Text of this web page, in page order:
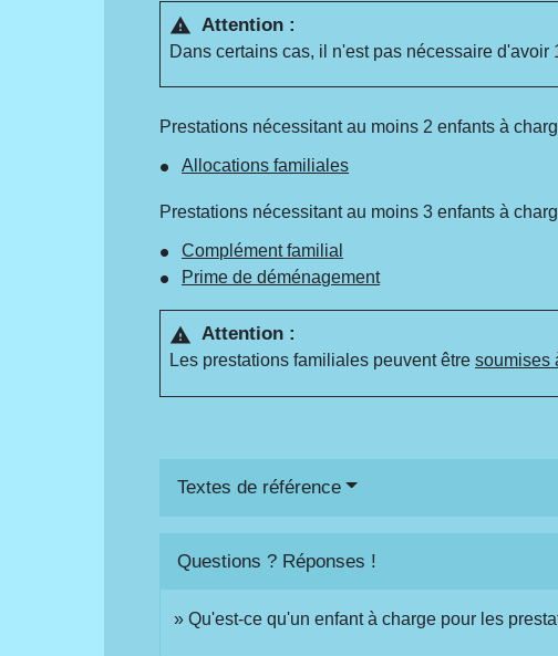
warning Attention :
Dans certains cas, il n'est pas nécessaire d'avoir
Prestations nécessitant au moins 2 enfants à
Allocations familiales
Prestations nécessitant au moins 3 enfants à
Complément familial
Prime de déménagement
warning Attention :
Les prestations familiales peuvent êtresoumises
Textes de référence
Questions ? Réponses !
Qu'est-ce qu'un enfant à charge pour les